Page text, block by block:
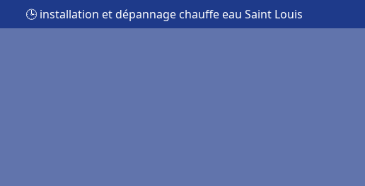
🕒 installation et dépannage chauffe eau Saint Louis